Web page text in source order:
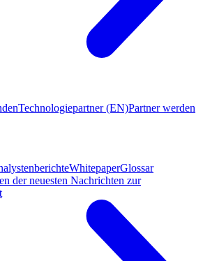
Technologiepartner (EN)Partner werden
WhitepaperGlossar
der neuesten Nachrichten zur